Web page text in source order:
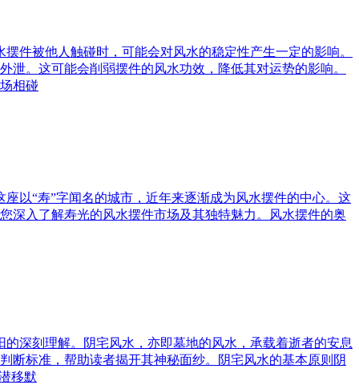
件被他人触碰时，可能会对风水的稳定性产生一定的影响。
。这可能会削弱摆件的风水功效，降低其对运势的影响。
相碰
以“寿”字闻名的城市，近年来逐渐成为风水摆件的中心。这
深入了解寿光的风水摆件市场及其独特魅力。风水摆件的奥
深刻理解。阴宅风水，亦即墓地的风水，承载着逝者的安息
断标准，帮助读者揭开其神秘面纱。阴宅风水的基本原则阴
移默